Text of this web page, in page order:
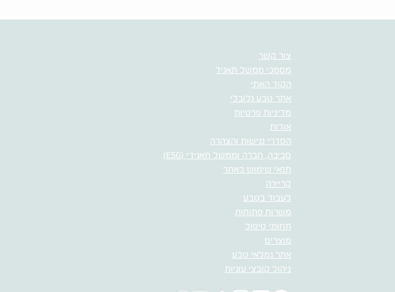
צור קשר
מסמכי ממשל תאגיד
הקוד האתי
אתר טבע גלובלי
מדיניות פרטיות
אודות
הסדרי נגישות והצהרה
סביבה, חברה וממשל תאגידי (ESG)
תנאי שימוש באתר
קריירה
לעבוד בטבע
משרות פתוחות
תחומי טיפול
מוצרים
אתר גמלאי טבע
ניהול קובצי עוגיות